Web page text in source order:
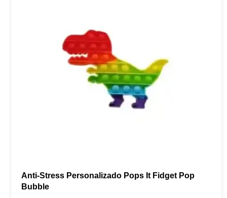
Anti-Stress Personalizado Pops It Fidget Pop
Bubble